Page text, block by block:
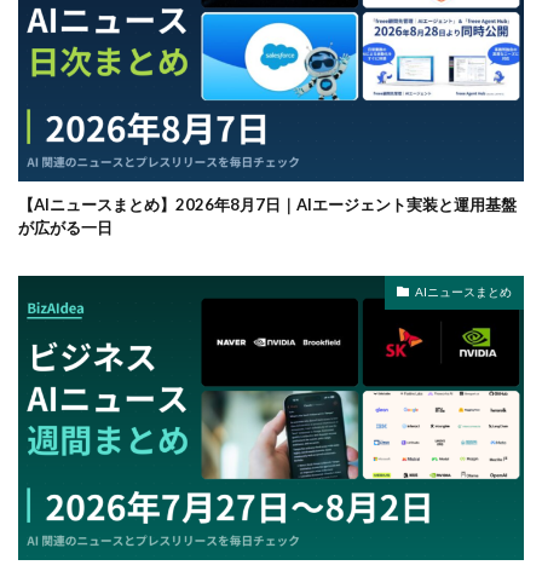
【AIニュースまとめ】2026年8月7日｜AIエージェント実装と運用基盤
が広がる一日
AIニュースまとめ